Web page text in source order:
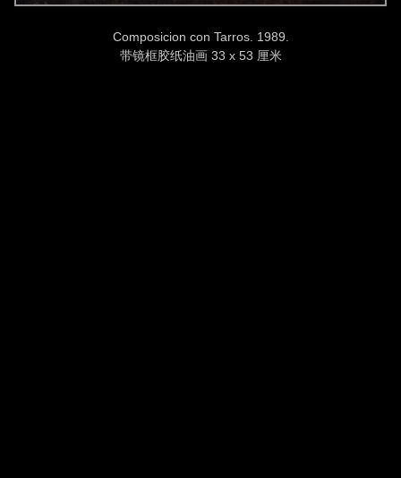
Composicion con Tarros. 1989.
带镜框胶纸油画 33 x 53 厘米